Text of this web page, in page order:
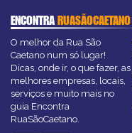
ENCONTRARUASÃOCAETANO
O melhor da Rua São
Caetano num só lugar!
Dicas, onde ir, o que fazer, as
melhores empresas, locais,
serviços e muito mais no
guia Encontra
RuaSãoCaetano.